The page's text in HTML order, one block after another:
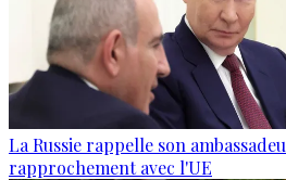
La Russie rappelle son
rapprochement avec l'UE